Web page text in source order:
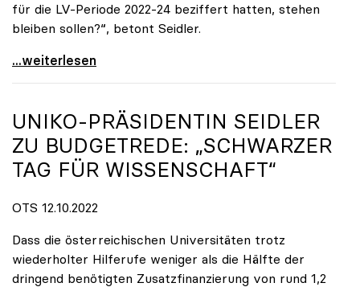
für die LV-Periode 2022-24 beziffert hatten, stehen
bleiben sollen?“, betont Seidler.
Universitäten fordern Krisengipfel zum
...weiterlesen
UNIKO-PRÄSIDENTIN SEIDLER
ZU BUDGETREDE: „SCHWARZER
TAG FÜR WISSENSCHAFT“
OTS 12.10.2022
Dass die österreichischen Universitäten trotz
wiederholter Hilferufe weniger als die Hälfte der
dringend benötigten Zusatzfinanzierung von rund 1,2